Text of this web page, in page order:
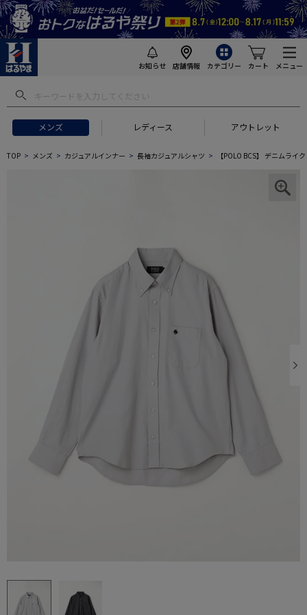
お知らせ 店舗情報 カテゴリー カート メニュー
メンズ レディース アウトレット
TOP メンズ カジュアルインナー 長袖カジュアルシャツ 【POLO BCS】 デニムライ